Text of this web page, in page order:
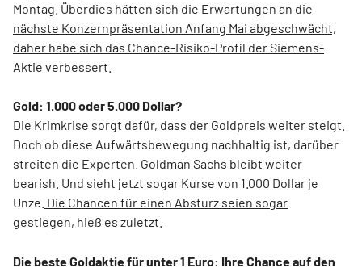
Montag. Überdies hätten sich die Erwartungen an die
nächste Konzernpräsentation Anfang Mai abgeschwächt,
daher habe sich das Chance-Risiko-Profil der Siemens-
Aktie verbessert.
Gold: 1.000 oder 5.000 Dollar?
Die Krimkrise sorgt dafür, dass der Goldpreis weiter steigt.
Doch ob diese Aufwärtsbewegung nachhaltig ist, darüber
streiten die Experten. Goldman Sachs bleibt weiter
bearish. Und sieht jetzt sogar Kurse von 1.000 Dollar je
Unze. Die Chancen für einen Absturz seien sogar
gestiegen, hieß es zuletzt.
Die beste Goldaktie für unter 1 Euro: Ihre Chance auf den